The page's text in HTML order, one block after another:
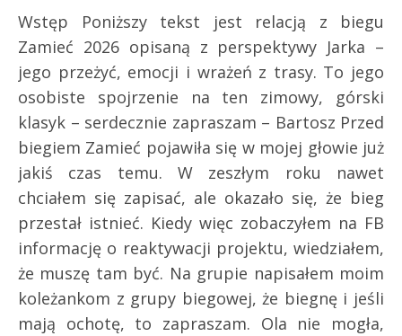
Wstęp Poniższy tekst jest relacją z biegu
Zamieć 2026 opisaną z perspektywy Jarka –
jego przeżyć, emocji i wrażeń z trasy. To jego
osobiste spojrzenie na ten zimowy, górski
klasyk – serdecznie zapraszam – Bartosz Przed
biegiem Zamieć pojawiła się w mojej głowie już
jakiś czas temu. W zeszłym roku nawet
chciałem się zapisać, ale okazało się, że bieg
przestał istnieć. Kiedy więc zobaczyłem na FB
informację o reaktywacji projektu, wiedziałem,
że muszę tam być. Na grupie napisałem moim
koleżankom z grupy biegowej, że biegnę i jeśli
mają ochotę, to zapraszam. Ola nie mogła,